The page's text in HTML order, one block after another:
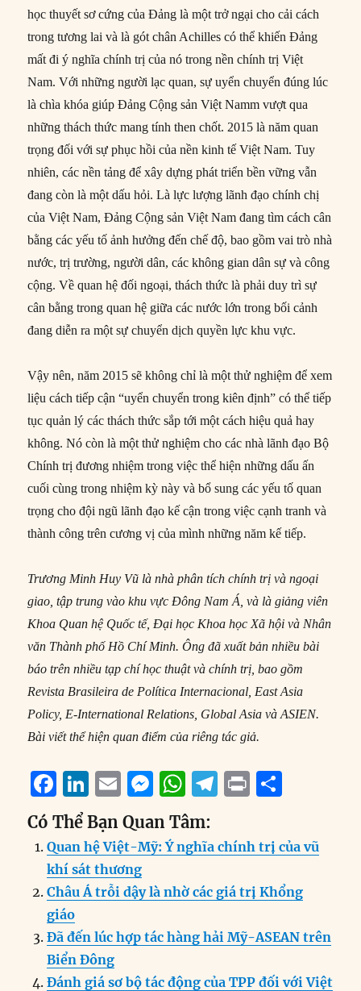
học thuyết sơ cứng của Đảng là một trở ngại cho cải cách
trong tương lai và là gót chân Achilles có thể khiến Đảng
mất đi ý nghĩa chính trị của nó trong nền chính trị Việt
Nam. Với những người lạc quan, sự uyển chuyển đúng lúc
là chìa khóa giúp Đảng Cộng sản Việt Namm vượt qua
những thách thức mang tính then chốt. 2015 là năm quan
trọng đối với sự phục hồi của nền kinh tế Việt Nam. Tuy
nhiên, các nền tảng để xây dựng phát triển bền vững vẫn
đang còn là một dấu hỏi. Là lực lượng lãnh đạo chính chị
của Việt Nam, Đảng Cộng sản Việt Nam đang tìm cách cân
bằng các yếu tố ảnh hưởng đến chế độ, bao gồm vai trò nhà
nước, trị trường, người dân, các không gian dân sự và công
cộng. Về quan hệ đối ngoại, thách thức là phải duy trì sự
cân bằng trong quan hệ giữa các nước lớn trong bối cảnh
đang diễn ra một sự chuyển dịch quyền lực khu vực.
Vậy nên, năm 2015 sẽ không chỉ là một thử nghiệm để xem
liệu cách tiếp cận “uyển chuyển trong kiên định” có thể tiếp
tục quản lý các thách thức sắp tới một cách hiệu quả hay
không. Nó còn là một thử nghiệm cho các nhà lãnh đạo Bộ
Chính trị đương nhiệm trong việc thể hiện những dấu ấn
cuối cùng trong nhiệm kỳ này và bổ sung các yếu tố quan
trọng cho đội ngũ lãnh đạo kế cận trong việc cạnh tranh và
thành công trên cương vị của mình những năm kế tiếp.
Trương Minh Huy Vũ là nhà phân tích chính trị và ngoại
giao, tập trung vào khu vực Đông Nam Á, và là giảng viên
Khoa Quan hệ Quốc tế, Đại học Khoa học Xã hội và Nhân
văn Thành phố Hồ Chí Minh. Ông đã xuất bản nhiều bài
báo trên nhiều tạp chí học thuật và chính trị, bao gồm
Revista Brasileira de Política Internacional, East Asia
Policy, E-International Relations, Global Asia và ASIEN.
Bài viết thể hiện quan điểm của riêng tác giả.
F
a
c
e
b
o
o
k
Li
n
k
e
d
n
E
m
ai
l
M
ss
e
n
er
W
h
at
s
A
p
T
e
g
r
m
P
n
t
a
re
Có Thể Bạn Quan Tâm:
Quan hệ Việt-Mỹ: Ý nghĩa chính trị của vũ
khí sát thương
Châu Á trỗi dậy là nhờ các giá trị Khổng
giáo
Đã đến lúc hợp tác hàng hải Mỹ-ASEAN trên
Biển Đông
Đánh giá sơ bộ tác động của TPP đối với Việt